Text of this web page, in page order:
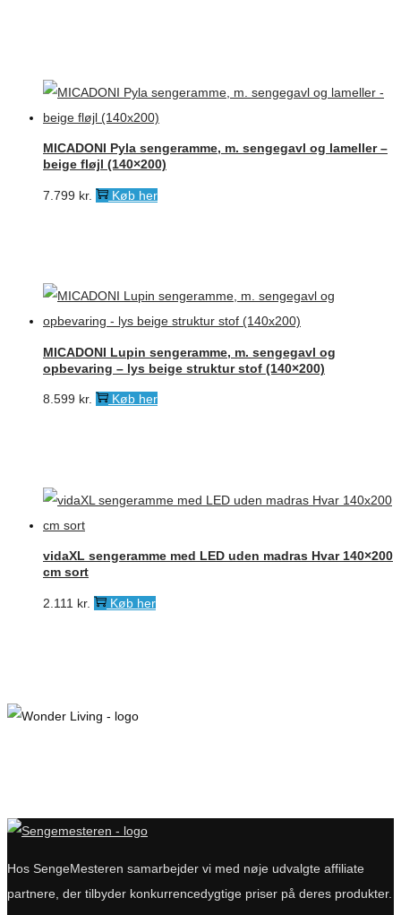
MICADONI Pyla sengeramme, m. sengegavl og lameller –
beige fløjl (140×200)
7.799 kr. Køb her
MICADONI Lupin sengeramme, m. sengegavl og
opbevaring – lys beige struktur stof (140×200)
8.599 kr. Køb her
vidaXL sengeramme med LED uden madras Hvar 140×200
cm sort
2.111 kr. Køb her
Hos SengeMesteren samarbejder vi med nøje udvalgte affiliate
partnere, der tilbyder konkurrencedygtige priser på deres produkter.